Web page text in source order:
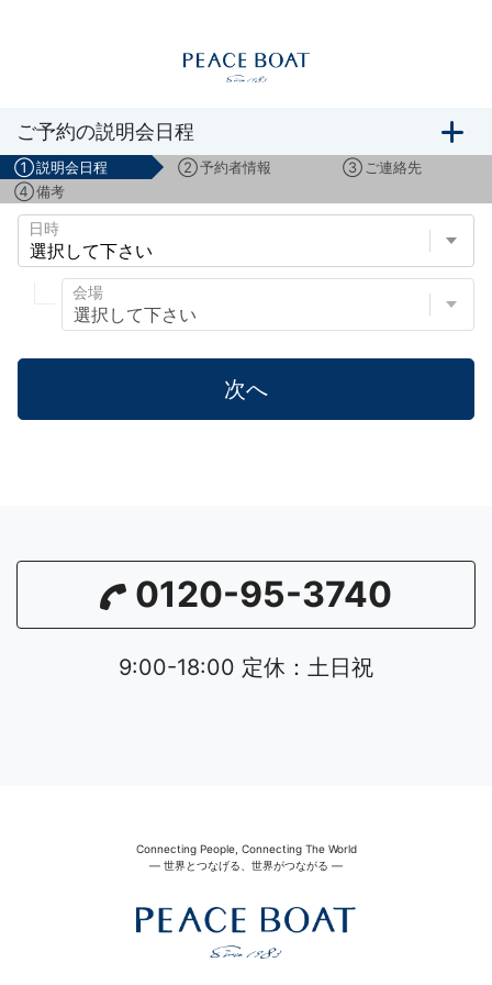
船旅説明会のご予約
ご予約の説明会日程
①説明会日程 ②予約者情報 ③ ご連絡先
④備考
日時
会場
次へ
0120-95-3740
9:00-18:00 定休：土日祝
Connecting People, Connecting The World
― 世界とつなげる、世界がつながる ―